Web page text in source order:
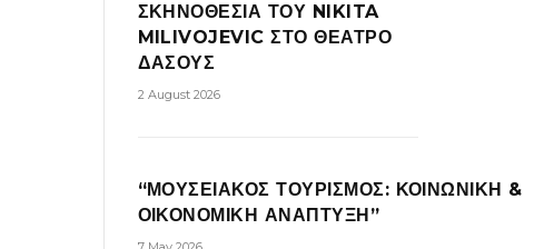
ΣΚΗΝΟΘΕΣΙΑ ΤΟΥ NIKITA
MILIVOJEVIC ΣΤΟ ΘΕΑΤΡΟ
ΔΑΣΟΥΣ
2 August 2026
“ΜΟΥΣΕΙΑΚΟΣ ΤΟΥΡΙΣΜΟΣ: ΚΟΙΝΩΝΙΚΗ &
ΟΙΚΟΝΟΜΙΚΗ ΑΝΑΠΤΥΞΗ”